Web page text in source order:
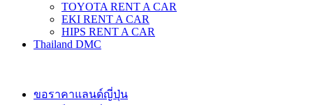
TOYOTA RENT A CAR
EKI RENT A CAR
HIPS RENT A CAR
Thailand DMC
ขอราคาแลนด์ญี่ปุ่น